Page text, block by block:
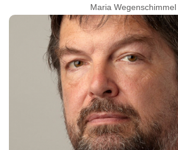
Maria Wegenschimmel